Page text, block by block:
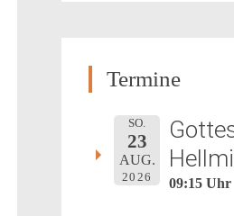
Termine
SO.
23
AUG.
2026 09:15 Uhr